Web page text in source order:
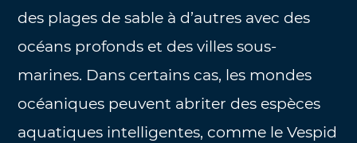
des plages de sable à d’autres avec des
océans profonds et des villes sous-
marines. Dans certains cas, les mondes
océaniques peuvent abriter des espèces
aquatiques intelligentes, comme le Vespid